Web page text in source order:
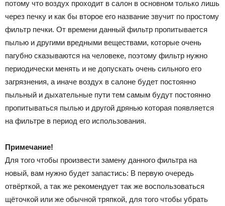
потому что воздух проходит в салон в основном только лишь
через печку и как бы второе его название звучит по простому
фильтр печки. От времени данный фильтр пропитывается
пылью и другими вредными веществами, которые очень
пагубно сказываются на человеке, поэтому фильтр нужно
периодически менять и не допускать очень сильного его
загрязнения, а иначе воздух в салоне будет постоянно
пыльный и дыхательные пути тем самым будут постоянно
пропитываться пылью и другой дрянью которая появляется
на фильтре в период его использования.
Примечание!
Для того чтобы произвести замену данного фильтра на
новый, вам нужно будет запастись: В первую очередь
отвёрткой, а так же рекомендует так же воспользоваться
щёточкой или же обычной тряпкой, для того чтобы убрать